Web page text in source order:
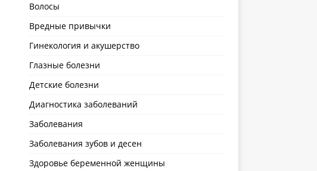
Волосы
Вредные привычки
Гинекология и акушерство
Глазные болезни
Детские болезни
Диагностика заболеваний
Заболевания
Заболевания зубов и десен
Здоровье беременной женщины